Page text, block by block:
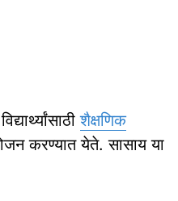
शैक्षणिक
करण्यात येते. सासाय या